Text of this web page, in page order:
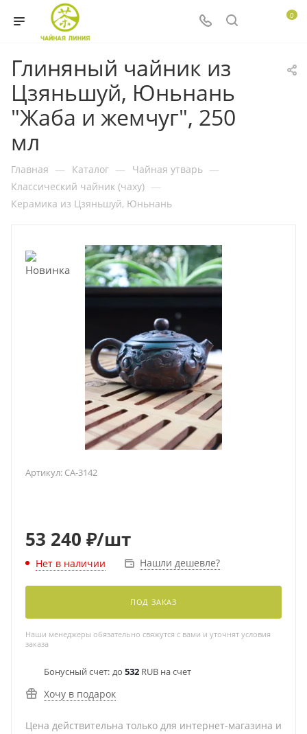
0
Глиняный чайник из
Цзяньшуй, Юньнань
"Жаба и жемчуг", 250
мл
Главная — Каталог — Чайная утварь —
Классический чайник (чаху) —
Керамика из Цзяньшуй, Юньнань
Артикул: CA-3142
53 240 ₽/шт
Нет в наличии Нашли дешевле?
ПОД ЗАКАЗ
Наши менеджеры обязательно свяжутся с вами и уточнят условия
заказа
Бонусный счет: до 532 RUB на счет
Хочу в подарок
Цена действительна только для интернет-магазина и